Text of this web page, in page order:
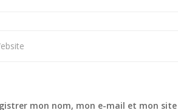
mon nom, mon e-mail et mon